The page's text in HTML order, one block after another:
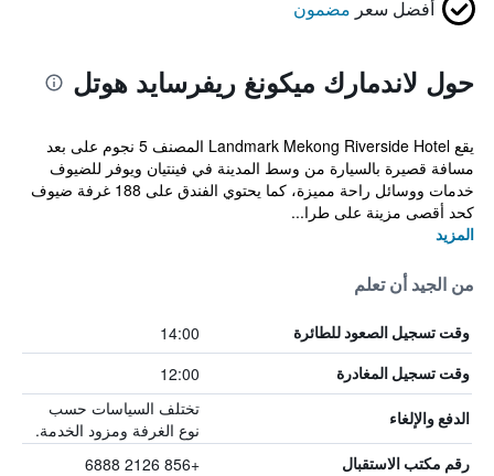
أفضل سعر مضمون
حول لاندمارك ميكونغ ريفرسايد هوتل
يقع Landmark Mekong Riverside Hotel المصنف 5 نجوم على بعد
مسافة قصيرة بالسيارة من وسط المدينة في فينتيان ويوفر للضيوف
خدمات ووسائل راحة مميزة، كما يحتوي الفندق على 188 غرفة ضيوف
كحد أقصى مزينة على طرا...
المزيد
من الجيد أن تعلم
وقت تسجيل الصعود للطائرة 14:00
وقت تسجيل المغادرة 12:00
الدفع والإلغاء
تختلف السياسات حسب
نوع الغرفة ومزود الخدمة.
رقم مكتب الاستقبال +856 2126 6888